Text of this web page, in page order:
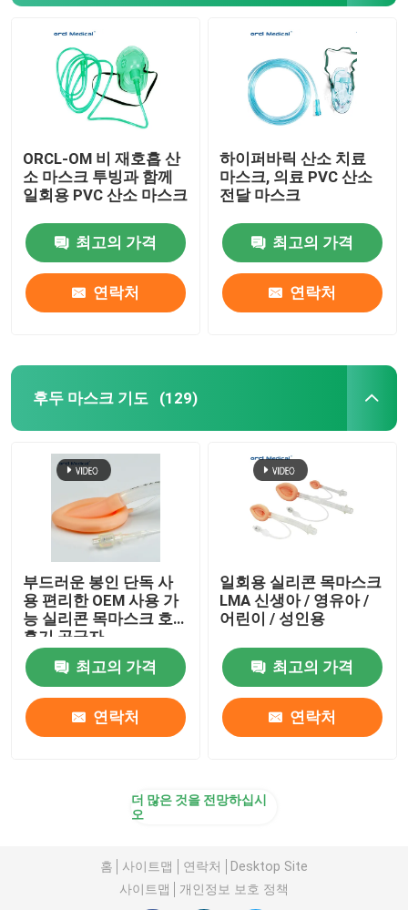
ORCL-OM 비 재호흡 산
소 마스크 투빙과 함께
일회용 PVC 산소 마스크
최고의 가격
연락처
하이퍼바릭 산소 치료
마스크, 의료 PVC 산소
전달 마스크
최고의 가격
연락처
후두 마스크 기도 (129)
부드러운 봉인 단독 사
용 편리한 OEM 사용 가
능 실리콘 목마스크 호
흡기 공급자
최고의 가격
연락처
일회용 실리콘 목마스크
LMA 신생아 / 영유아 /
어린이 / 성인용
최고의 가격
연락처
더 많은 것을 전망하십시
오
홈 사이트맵 연락처
Desktop Site
사이트맵
개인정보 보호 정책